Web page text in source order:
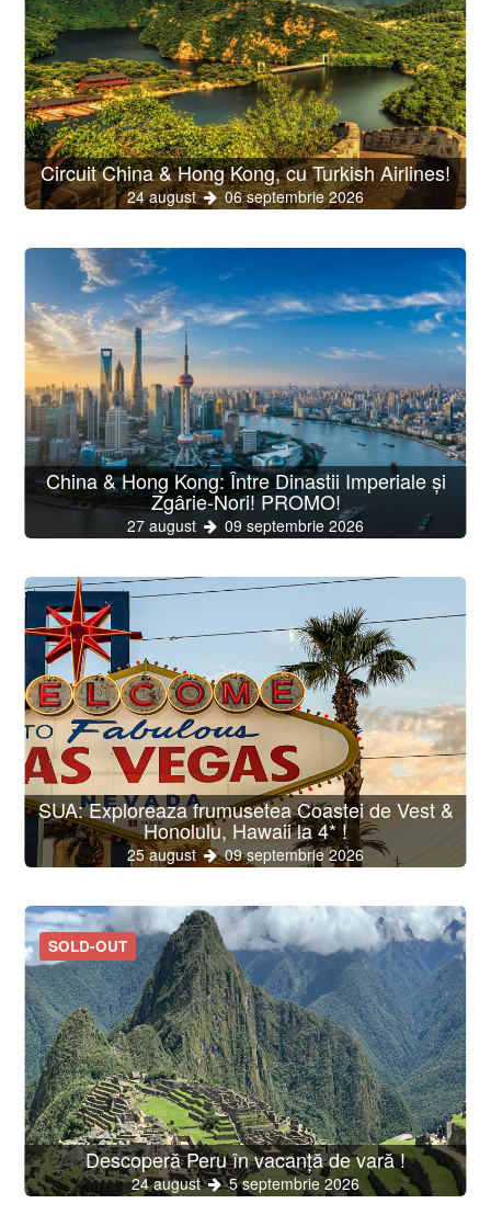
Circuit China & Hong Kong, cu Turkish Airlines!
24 august 06 septembrie 2026
China & Hong Kong: Între Dinastii Imperiale și
Zgârie-Nori! PROMO!
27 august 09 septembrie 2026
SUA: Exploreaza frumusetea Coastei de Vest &
Honolulu, Hawaii la 4* !
25 august 09 septembrie 2026
SOLD-OUT
Descoperă Peru în vacanță de vară !
24 august 5 septembrie 2026